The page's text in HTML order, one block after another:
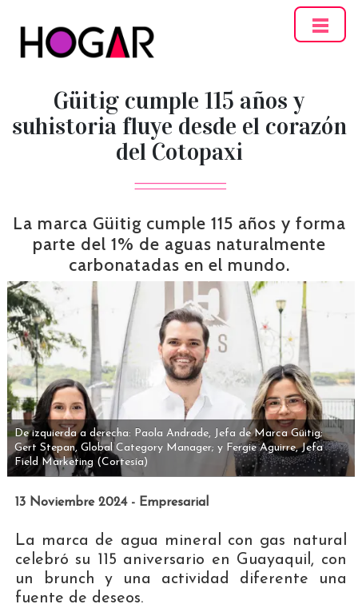
Güitig cumple 115 años y
suhistoria fluye desde el corazón
del Cotopaxi
La marca Güitig cumple 115 años y forma
parte del 1% de aguas naturalmente
carbonatadas en el mundo.
De izquierda a derecha: Paola Andrade, Jefa de Marca Güitig;
Gert Stepan, Global Category Manager; y Fergie Aguirre, Jefa
Field Marketing (Cortesía)
13 Noviembre 2024 - Empresarial
La marca de agua mineral con gas natural
celebró su 115 aniversario en Guayaquil, con
un brunch y una actividad diferente una
fuente de deseos.